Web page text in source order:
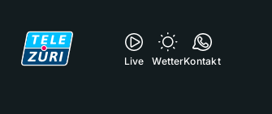
Live WetterKontakt